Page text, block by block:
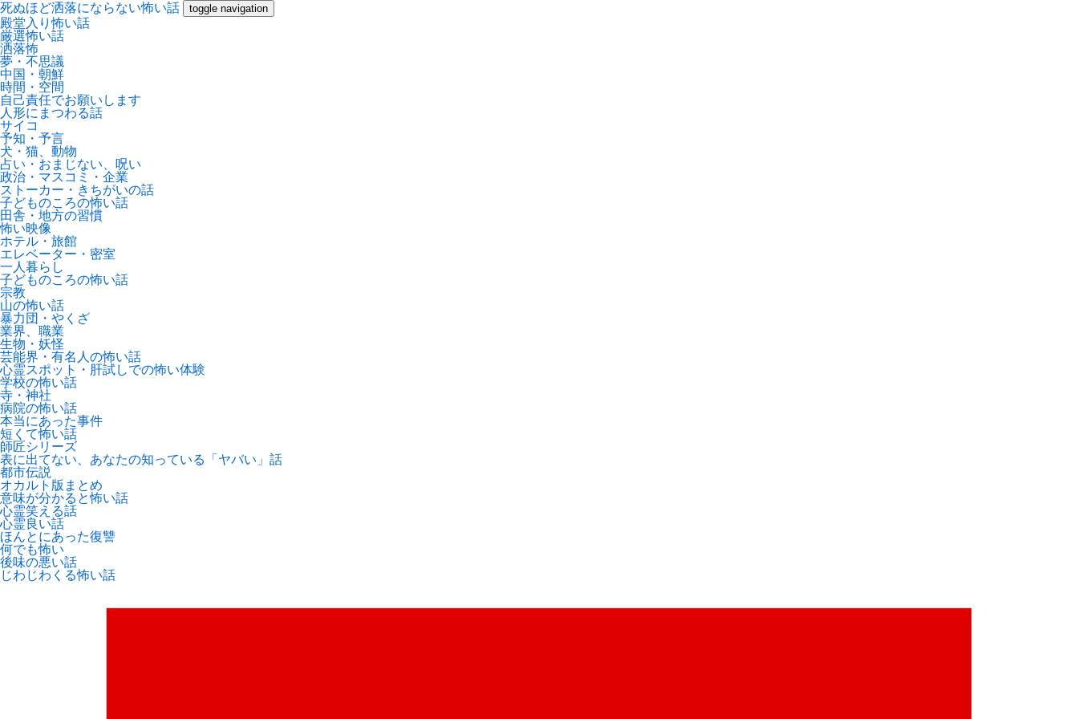
死ぬほど洒落にならない怖い話 toggle navigation
殿堂入り怖い話
厳選怖い話
洒落怖
夢・不思議
中国・朝鮮
時間・空間
自己責任でお願いします
人形にまつわる話
サイコ
予知・予言
犬・猫、動物
占い・おまじない、呪い
政治・マスコミ・企業
ストーカー・きちがいの話
子どものころの怖い話
田舎・地方の習慣
怖い映像
ホテル・旅館
エレベーター・密室
一人暮らし
子どものころの怖い話
宗教
山の怖い話
暴力団・やくざ
業界、職業
生物・妖怪
芸能界・有名人の怖い話
心霊スポット・肝試しでの怖い体験
学校の怖い話
寺・神社
病院の怖い話
本当にあった事件
短くて怖い話
師匠シリーズ
表に出てない、あなたの知っている「ヤバい」話
都市伝説
オカルト版まとめ
意味が分かると怖い話
心霊笑える話
心霊良い話
ほんとにあった復讐
何でも怖い
後味の悪い話
じわじわくる怖い話